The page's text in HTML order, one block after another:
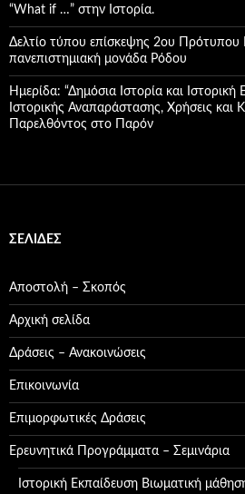
“What if …” στην Ιστορία.
Δελτίο τύπου επίσκεψης 2ου Πρότυπου
πανεπιστημιακή μονάδα Ρόδου
Ημερίδα: “Δημόσια Ιστορία και
Ιστορικής Αναπαράστασης, Χρήσεις και
Παρελθόντος στο Παρόν
ΣΕΛΊΔΕΣ
Αποστολή – Σκοπός
Αρχική σελίδα
Δράσεις – Ανακοινώσεις
Επικοινωνία
Επιμορφωτικές Δράσεις
Ερευνητικά Προγράμματα – Σεμινάρια
Ιστορική Εκπαίδευση Βιωματική